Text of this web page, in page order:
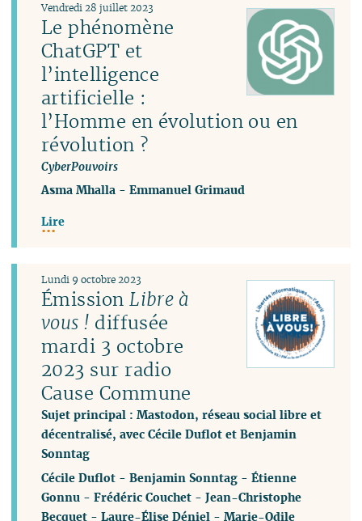
Le phénomène
ChatGPT et
l’intelligence
artificielle :
l’Homme en évolution ou en
révolution ?
CyberPouvoirs
Vendredi 28 juillet 2023
Asma Mhalla -Emmanuel Grimaud
Lire
ÉmissionLibre à
vous ! diffusée
mardi 3 octobre
2023 sur radio
Cause Commune
Sujet principal : Mastodon, réseau social libre et
décentralisé, avec Cécile Duflot et Benjamin
Sonntag
Lundi 9 octobre 2023
Cécile Duflot -Benjamin Sonntag -Étienne
Gonnu -Frédéric Couchet -Jean-Christophe
Becquet -Laure-Élise Déniel -Marie-Odile